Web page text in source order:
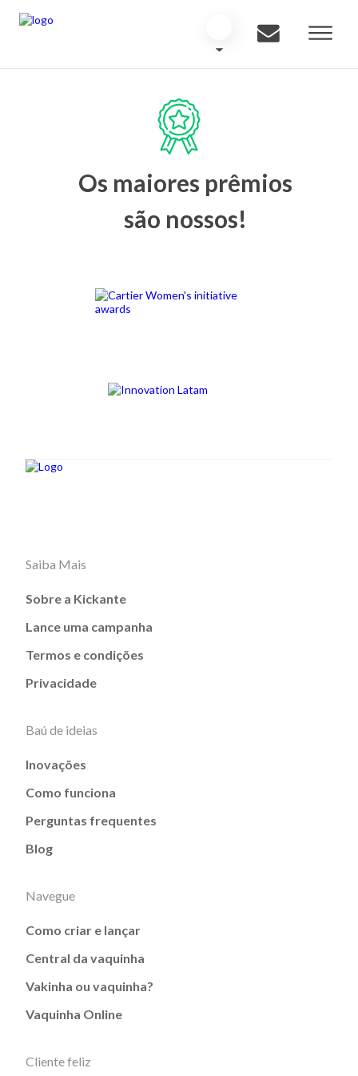
Os maiores prêmios
são nossos!
Saiba Mais
Sobre a Kickante
Lance uma campanha
Termos e condições
Privacidade
Baú de ideias
Inovações
Como funciona
Perguntas frequentes
Blog
Navegue
Como criar e lançar
Central da vaquinha
Vakinha ou vaquinha?
Vaquinha Online
Cliente feliz